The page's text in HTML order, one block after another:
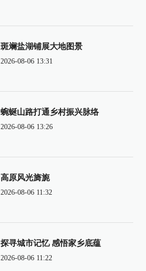
斑斓盐湖铺展大地图景
2026-08-06 13:31
蜿蜒山路打通乡村振兴脉络
2026-08-06 13:26
高原风光旖旎
2026-08-06 11:32
探寻城市记忆 感悟家乡底蕴
2026-08-06 11:22